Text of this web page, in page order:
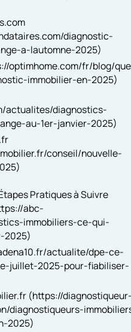
diagnostic-
a-lautomne-2025)
optimhome.com/fr/blog/
immobilier-en-2025)
actualites/diagnostics-
au-1er-janvier-2025)
conseil/nouvelle-
Pratiques à Suivre
abc-
immobiliers-ce-qui-
2025)
actualite/dpe-ce-
juillet-2025-pour-fiabiliser-
(https://
diagnostiqueurs-
2025)